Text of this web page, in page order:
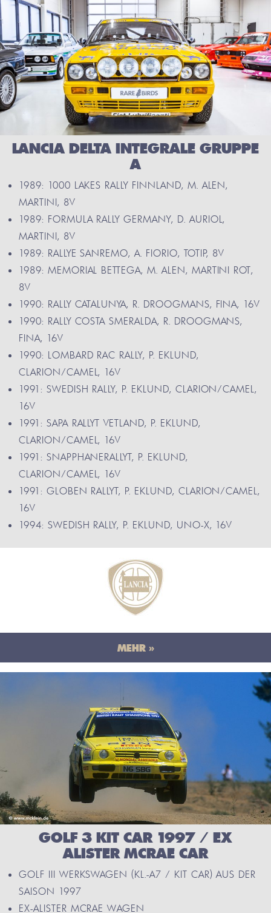
LANCIA DELTA INTEGRALE GRUPPE
A
1989: 1000 LAKES RALLY FINNLAND, M. ALEN,
MARTINI, 8V
1989: FORMULA RALLY GERMANY, D. AURIOL,
MARTINI, 8V
1989: RALLYE SANREMO, A. FIORIO, TOTIP, 8V
1989: MEMORIAL BETTEGA, M. ALEN, MARTINI ROT,
8V
1990: RALLY CATALUNYA, R. DROOGMANS, FINA, 16V
1990: RALLY COSTA SMERALDA, R. DROOGMANS,
FINA, 16V
1990: LOMBARD RAC RALLY, P. EKLUND,
CLARION/CAMEL, 16V
1991: SWEDISH RALLY, P. EKLUND, CLARION/CAMEL,
16V
1991: SAPA RALLYT VETLAND, P. EKLUND,
CLARION/CAMEL, 16V
1991: SNAPPHANERALLYT, P. EKLUND,
CLARION/CAMEL, 16V
1991: GLOBEN RALLYT, P. EKLUND, CLARION/CAMEL,
16V
1994: SWEDISH RALLY, P. EKLUND, UNO-X, 16V
MEHR »
GOLF 3 KIT CAR 1997 / EX
ALISTER MCRAE CAR
GOLF III WERKSWAGEN (KL.-A7 / KIT CAR) AUS DER
SAISON 1997
EX-ALISTER MCRAE WAGEN